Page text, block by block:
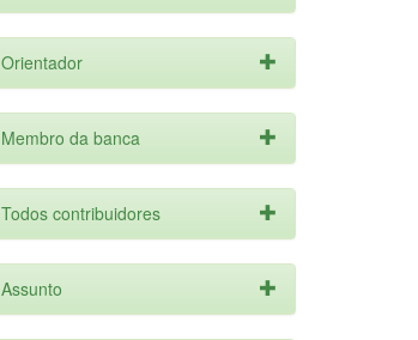
Orientador
Membro da banca
Todos contribuidores
Assunto